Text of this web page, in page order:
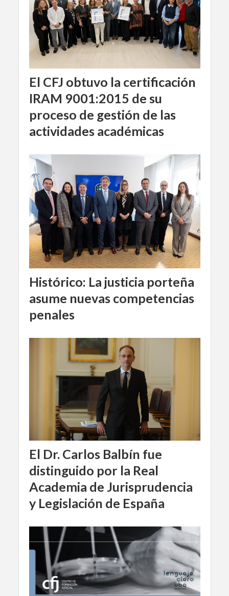
El CFJ obtuvo la certificación
IRAM 9001:2015 de su
proceso de gestión de las
actividades académicas
Histórico: La justicia porteña
asume nuevas competencias
penales
El Dr. Carlos Balbín fue
distinguido por la Real
Academia de Jurisprudencia
y Legislación de España